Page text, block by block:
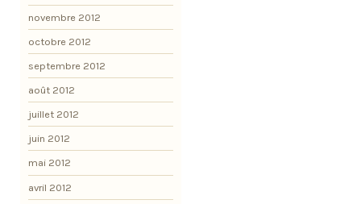
novembre 2012
octobre 2012
septembre 2012
août 2012
juillet 2012
juin 2012
mai 2012
avril 2012